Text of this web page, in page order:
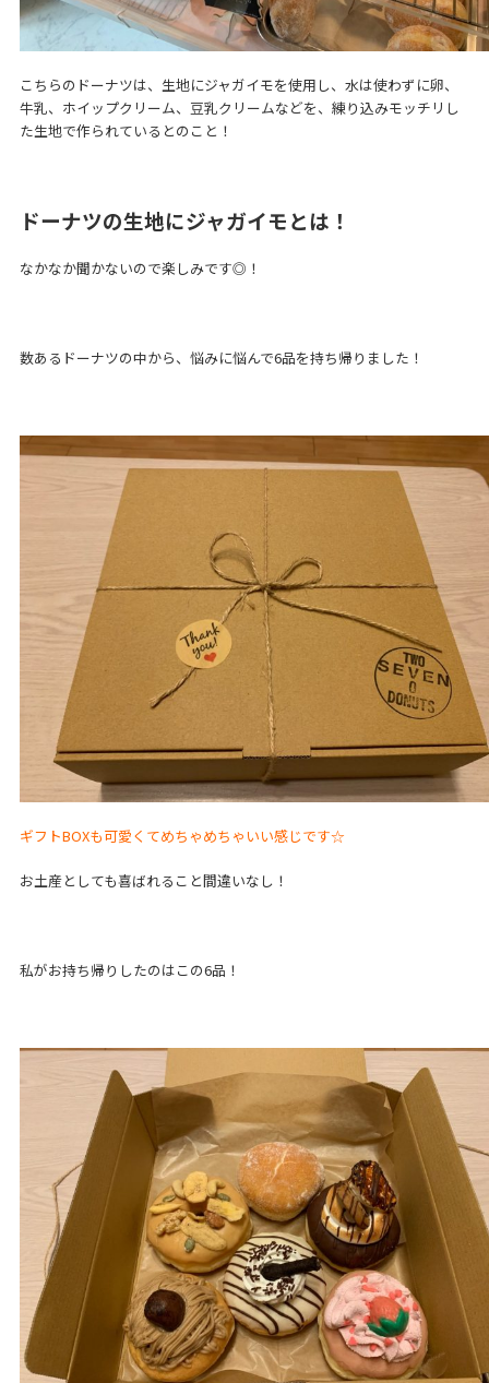
こちらのドーナツは、生地にジャガイモを使用し、水は使わずに卵、
牛乳、ホイップクリーム、豆乳クリームなどを、練り込みモッチリし
た生地で作られているとのこと！
ドーナツの生地にジャガイモとは！
なかなか聞かないので楽しみです◎！
数あるドーナツの中から、悩みに悩んで6品を持ち帰りました！
ギフトBOXも可愛くてめちゃめちゃいい感じです☆
お土産としても喜ばれること間違いなし！
私がお持ち帰りしたのはこの6品！